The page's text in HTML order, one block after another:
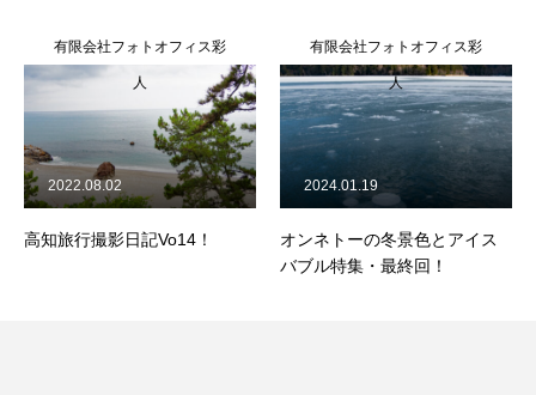
有限会社フォトオフィス彩
人
高知旅行撮影日記Vo14！
2022.08.02
有限会社フォトオフィス彩
人
オンネトーの冬景色とアイス
バブル特集・最終回！
2024.01.19